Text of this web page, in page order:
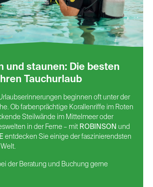
und staunen: Die besten
Tauchurlaub
beginnen oft unter der
Ob farbenprächtige Korallenriffe im Roten
Steilwände im Mittelmeer oder
in der Ferne – mit ROBINSON und
entdecken Sie einige der faszinierendsten
Welt.
der Beratung und Buchung gerne